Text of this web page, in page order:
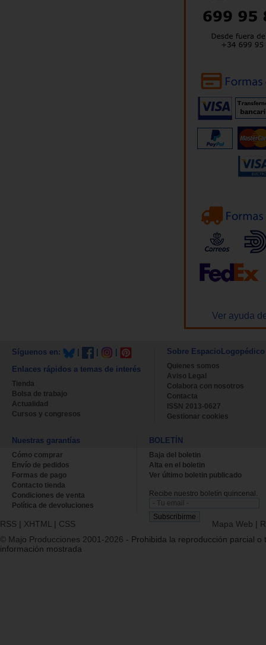
Ver ayuda
Síguenos en:
Enlaces rápidos a temas de interés
Tienda
Bolsa de trabajo
Actualidad
Cursos y congresos
Sobre EspacioLogopédico
Quienes somos
Aviso Legal
Colabora con nosotros
Contacta
ISSN 2013-0627
Gestionar cookies
Nuestras garantías
Cómo comprar
Envío de pedidos
Formas de pago
Contacto tienda
Condiciones de venta
Política de devoluciones
BOLETÍN
Baja del boletin
Alta en el boletin
Ver último boletin publicado
Recibe nuestro boletín quincenal.
RSS | XHTML | CSS Mapa Web |
© Majo Producciones 2001-2026 - Prohibida la reproducción parcial o
información mostrada